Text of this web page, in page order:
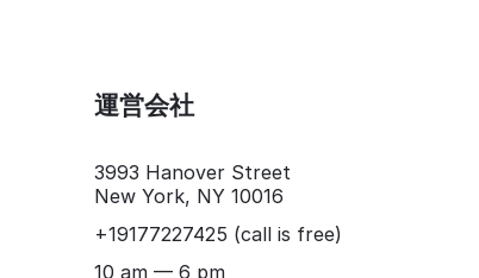
運営会社
3993 Hanover Street
New York, NY 10016
+19177227425 (call is free)
10 am — 6 pm